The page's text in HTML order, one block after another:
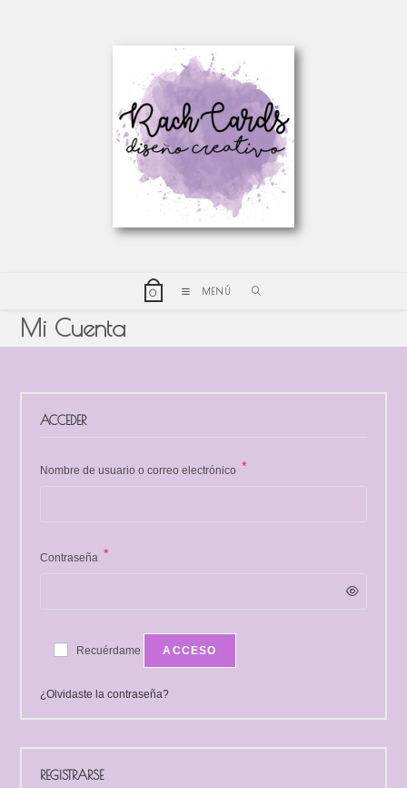
0 MENÚ
Mi Cuenta
ACCEDER
Nombre de usuario o correo electrónico *
Contraseña *
Recuérdame ACCESO
¿Olvidaste la contraseña?
REGISTRARSE